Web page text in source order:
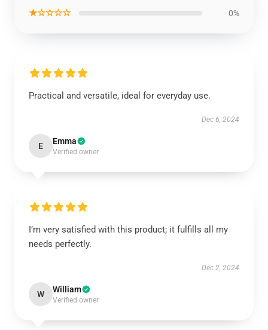
★☆☆☆☆ 0%
Practical and versatile, ideal for everyday use.
Dec 6, 2024
E Emma
Verified owner
I’m very satisfied with this product; it fulfills all my
needs perfectly.
Dec 2, 2024
W William
Verified owner